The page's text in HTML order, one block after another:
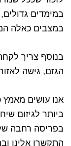
במימדים
במצבים כאלה
בנוסף צריך
הגזם, גישה
אנו עושים
ביותר לגיזום
בפריסה רחבה של